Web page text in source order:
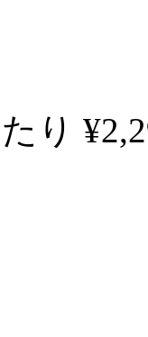
り